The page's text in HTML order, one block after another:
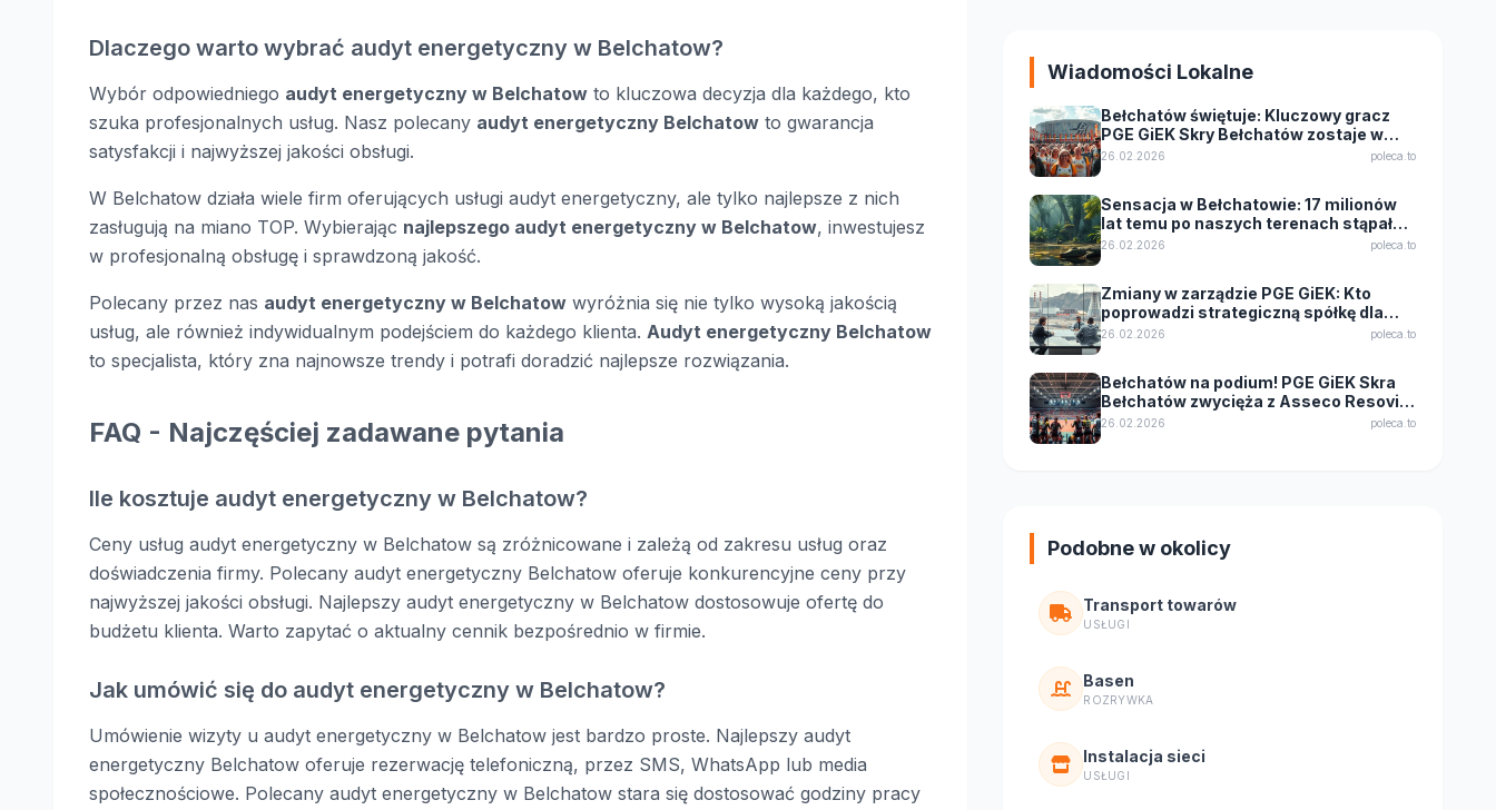
Dlaczego warto wybrać audyt energetyczny w Belchatow?
Wybór odpowiedniego audyt energetyczny w Belchatow to kluczowa decyzja dla każdego, kto
szuka profesjonalnych usług. Nasz polecany audyt energetyczny Belchatow to gwarancja
satysfakcji i najwyższej jakości obsługi.
W Belchatow działa wiele firm oferujących usługi audyt energetyczny, ale tylko najlepsze z nich
zasługują na miano TOP. Wybierając najlepszego audyt energetyczny w Belchatow, inwestujesz
w profesjonalną obsługę i sprawdzoną jakość.
Polecany przez nas audyt energetyczny w Belchatow wyróżnia się nie tylko wysoką jakością
usług, ale również indywidualnym podejściem do każdego klienta. Audyt energetyczny Belchatow
to specjalista, który zna najnowsze trendy i potrafi doradzić najlepsze rozwiązania.
FAQ - Najczęściej zadawane pytania
Ile kosztuje audyt energetyczny w Belchatow?
Ceny usług audyt energetyczny w Belchatow są zróżnicowane i zależą od zakresu usług oraz
doświadczenia firmy. Polecany audyt energetyczny Belchatow oferuje konkurencyjne ceny przy
najwyższej jakości obsługi. Najlepszy audyt energetyczny w Belchatow dostosowuje ofertę do
budżetu klienta. Warto zapytać o aktualny cennik bezpośrednio w firmie.
Jak umówić się do audyt energetyczny w Belchatow?
Umówienie wizyty u audyt energetyczny w Belchatow jest bardzo proste. Najlepszy audyt
energetyczny Belchatow oferuje rezerwację telefoniczną, przez SMS, WhatsApp lub media
społecznościowe. Polecany audyt energetyczny w Belchatow stara się dostosować godziny pracy
Wiadomości Lokalne
Bełchatów świętuje: Kluczowy gracz
PGE GiEK Skry Bełchatów zostaje w
klubie! Wielkie wzmocnienie przed
26.02.2026 poleca.to
Sensacja w Bełchatowie: 17 milionów
lat temu po naszych terenach stąpał…
krokodyl!
26.02.2026 poleca.to
Zmiany w zarządzie PGE GiEK: Kto
poprowadzi strategiczną spółkę dla
Bełchatowa?
26.02.2026 poleca.to
Bełchatów na podium! PGE GiEK Skra
Bełchatów zwycięża z Asseco Resovią
Rzeszów 3:1!
26.02.2026 poleca.to
Podobne w okolicy
Transport towarów
USŁUGI
Basen
ROZRYWKA
Instalacja sieci
USŁUGI